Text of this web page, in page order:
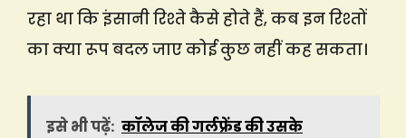
रहा था कि इंसानी रिश्ते कैसे होते हैं, कब इन रिश्तों
का क्या रूप बदल जाए कोई कुछ नहीं कह सकता।
इसे भी पढ़ें: कॉलेज की गर्लफ्रेंड की उसके